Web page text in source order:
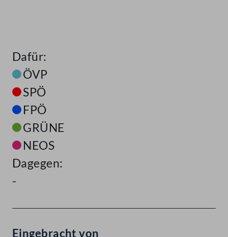
Dafür:
ÖVP
SPÖ
FPÖ
GRÜNE
NEOS
Dagegen:
-
Eingebracht von